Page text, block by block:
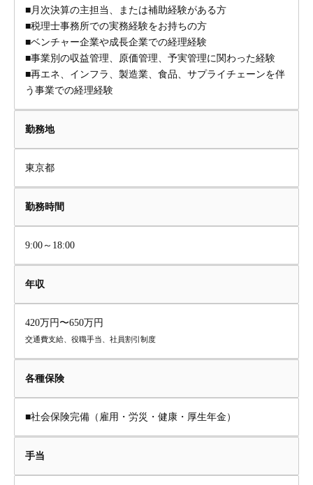
■月次決算の主担当、または補助経験がある方
■税理士事務所での実務経験をお持ちの方
■ベンチャー企業や成長企業での経理経験
■事業別の収益管理、原価管理、予実管理に関わった経験
■再エネ、インフラ、製造業、食品、サプライチェーンを伴
う事業での経理経験
勤務地
東京都
勤務時間
9:00～18:00
年収
420万円〜650万円
交通費支給、役職手当、社員割引制度
各種保険
■社会保険完備（雇用・労災・健康・厚生年金）
手当